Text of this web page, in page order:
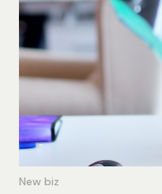
New biz